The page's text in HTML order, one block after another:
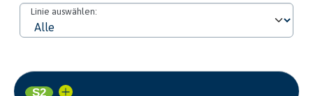
Linie auswählen: